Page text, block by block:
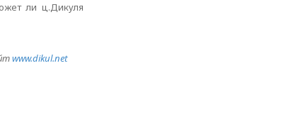
ли ц.Дикуля
www.dikul.net